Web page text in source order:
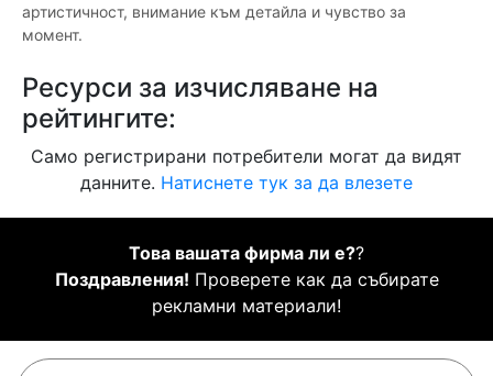
артистичност, внимание към детайла и чувство за
момент.
Ресурси за изчисляване на
рейтингите:
Само регистрирани потребители могат да видят
данните. Натиснете тук за да влезете
Това вашата фирма ли е??
Поздравления! Проверете как да събирате
рекламни материали!